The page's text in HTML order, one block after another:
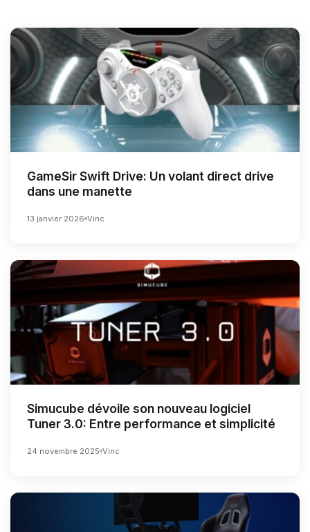
GameSir Swift Drive: Un volant direct drive
dans une manette
13 janvier 2026 Vinc
Simucube dévoile son nouveau logiciel
Tuner 3.0: Entre performance et simplicité
24 novembre 2025 Vinc